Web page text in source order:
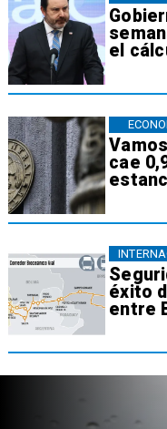
el
cae
éxito
entre